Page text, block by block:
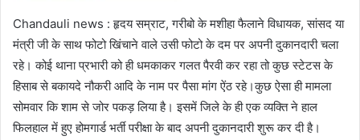
Chandauli news : हृदय सम्राट, गरीबो के मशीहा फैलाने विधायक, सांसद या
मंत्री जी के साथ फोटो खिंचाने वाले उसी फोटो के दम पर अपनी दुकानदारी चला
रहे। कोई थाना प्रभारी को ही धमकाकर गलत पैरवी कर रहा तो कुछ स्टेटस के
हिसाब से बकायदे नौकरी आदि के नाम पर पैसा मांग ऐंठ रहे।कुछ ऐसा ही मामला
सोमवार कि शाम से जोर पकड़ लिया है। इसमें जिले के ही एक व्यक्ति ने हाल
फिलहाल में हुए होमगार्ड भर्ती परीक्षा के बाद अपनी दुकानदारी शुरू कर दी है।